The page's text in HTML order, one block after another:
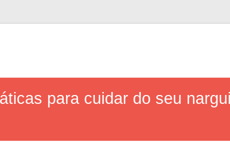
para cuidar do seu